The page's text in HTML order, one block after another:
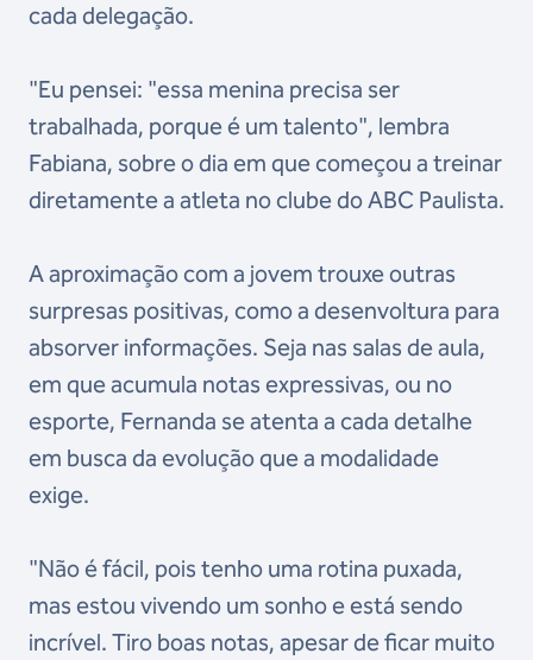
cada delegação.
"Eu pensei: "essa menina precisa ser
trabalhada, porque é um talento", lembra
Fabiana, sobre o dia em que começou a treinar
diretamente a atleta no clube do ABC Paulista.
A aproximação com a jovem trouxe outras
surpresas positivas, como a desenvoltura para
absorver informações. Seja nas salas de aula,
em que acumula notas expressivas, ou no
esporte, Fernanda se atenta a cada detalhe
em busca da evolução que a modalidade
exige.
"Não é fácil, pois tenho uma rotina puxada,
mas estou vivendo um sonho e está sendo
incrível. Tiro boas notas, apesar de ficar muito